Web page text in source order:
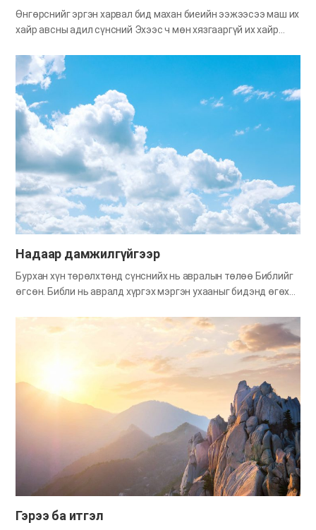
Өнгөрснийг эргэн харвал бид махан биеийн ээжээсээ маш их
хайр авсны адил сүнсний Эхээс ч мөн хязгааргүй их хайр
үгүй байхад биднийг сонгон, мөнхийн тэнгэрийн хаанчлал
өөд хөтлөн байгаа тэнгэр Эхийн ивээлд үнэхээр талархах
ёстой. Бурхан үргэлж бидэнтэй хамт байж, ямар ч болзолгүй
хайраараа бүх л хэрэгцээг минь хангаж байдаг. Сул дорой
бидэнд итгэл хүлээлгэн, урам өгч, мөнхийн тэнгэрийн
хаанчлал өөд хөтөлж буй тэнгэр Эхийн хайрыг Библиэс
ухаарцгаая. Бурхан бол хайр Бурхан хариу нэхдэггүй,
хязгааргүй хайраараа өнөөг хүртэл биднийг хамгаалж,
хөтөлсөөр ирсэн. Мөчир ихтэй модонд салхилахгүй өдөр
байдаггүй ч Сионы үй олон хүүхдээ амар тайван, тэнгэрийн
найдвар, авралын баяр хөөр дунд амьдруулж байгаа нь цөм
л тэнгэр Эцэг, Эхийн минь…
Надаар дамжилгүйгээр
Бурхан хүн төрөлхтөнд сүнснийх нь авралын төлөө Библийг
өгсөн. Библи нь авралд хүргэх мэргэн ухааныг бидэнд өгөх
үзэх). Хэрэв хэн нэгэн Бурханд хичээнгүйлэн итгэсэн боловч
авралын замыг мэдэхгүйгээсээ болоод аврагдаж чадаагүй
бол тэр хамгийн золгүй хүн болно. Сүнсний аврал авахын
тулд Бурханы үгнээс бүрдсэн Библийг зөв зүйтэй ойлгож,
Библиэр зааж өгсөн авралын замыг олох хэрэгтэй. Библийг
хичээнгүйлэн судлах ёстойн учир үүнд л оршдог юм. Бурхан
бол зам, үнэн, амь Бурхан үе тус бүрд эш үзүүлэгчдээр
дамжуулан үгээ тунхаглаж ирсэн. Мосегийн үед Бурхан
Синаи ууланд бууж ирээд ард түмнээ сургах хуулиудыг
өгсөн. 2000 жилийн өмнө Бурхан Өөрөө махан бие өмсөн энэ
газарт ирж, ард түмэндээ авралд хүргэх мэргэн ухааныг
сургасан. Энэ…
Гэрээ ба итгэл